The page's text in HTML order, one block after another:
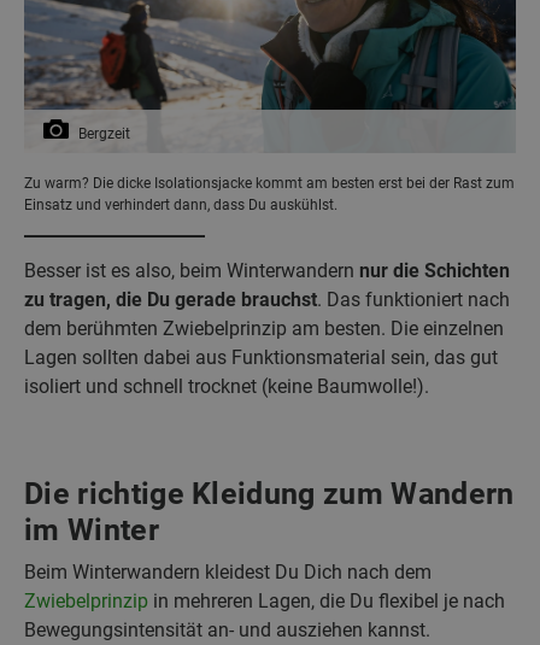
Bergzeit
Zu warm? Die dicke Isolationsjacke kommt am besten erst bei der Rast zum
Einsatz und verhindert dann, dass Du auskühlst.
Besser ist es also, beim Winterwandern nur die Schichten
zu tragen, die Du gerade brauchst. Das funktioniert nach
dem berühmten Zwiebelprinzip am besten. Die einzelnen
Lagen sollten dabei aus Funktionsmaterial sein, das gut
isoliert und schnell trocknet (keine Baumwolle!).
Die richtige Kleidung zum Wandern
im Winter
Beim Winterwandern kleidest Du Dich nach dem
Zwiebelprinzip in mehreren Lagen, die Du flexibel je nach
Bewegungsintensität an- und ausziehen kannst.